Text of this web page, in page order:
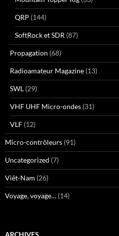
QRP (144)
SoftRock et SDR (87)
Propagation (68)
Radioamateur Magazine (13)
SWL (29)
VHF UHF Micro-ondes (31)
VLF (12)
Micro-contrôleurs (91)
Uncategorized (7)
Viêt-Nam (26)
Voyage, voyage… (14)